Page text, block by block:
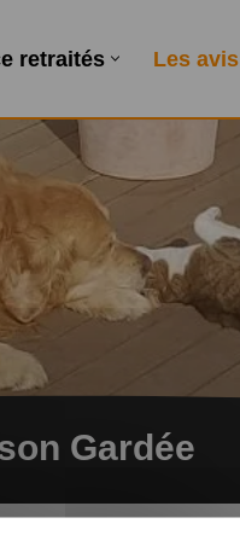
retraités Les avis
Gardée